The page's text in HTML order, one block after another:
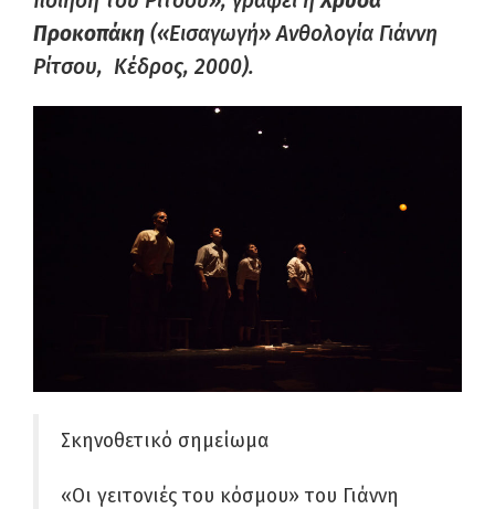
Προκοπάκη («Εισαγωγή» Ανθολογία Γιάννη
Ρίτσου, Κέδρος, 2000).
Σκηνοθετικό σημείωμα
«Οι γειτονιές του κόσμου» του Γιάννη